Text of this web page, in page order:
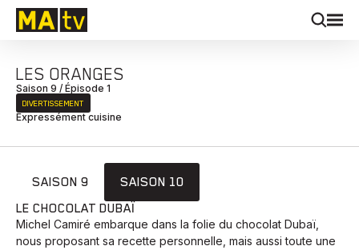
LES ORANGES
Saison 9 / Épisode 1
DIVERTISSEMENT
Expressément cuisine
SAISON 9
SAISON 10
LE CHOCOLAT DUBAÏ
Michel Camiré embarque dans la folie du chocolat Dubaï,
nous proposant sa recette personnelle, mais aussi toute une